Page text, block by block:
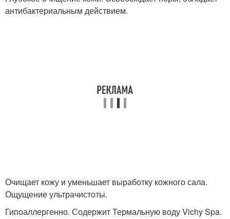
антибактериальным действием.
Очищает кожу и уменьшает выработку кожного сала.
Ощущение ультрачистоты.
Гипоаллергенно. Содержит Термальную воду Vichy Spa.